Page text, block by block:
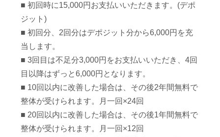
■ 初回時に15,000円お支払いいただきます。(デポ
ジット)
■ 初回分、2回分はデポジット分から6,000円を充
当します。
■ 3回目は不足分3,000円をお支払いいただき、4回
目以降はずっと6,000円となります。
■ 10回以内に改善した場合は、その後2年間無料で
整体が受けられます。月一回×24回
■ 20回以内に改善した場合は、その後1年間無料で
整体が受けられます。月一回×12回